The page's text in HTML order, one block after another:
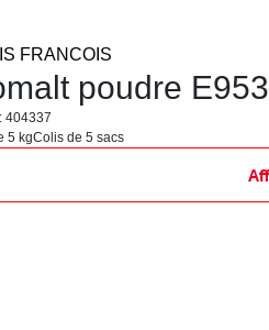
FRANCOIS
poudre E953
404337
5 kgColis de 5 sacs